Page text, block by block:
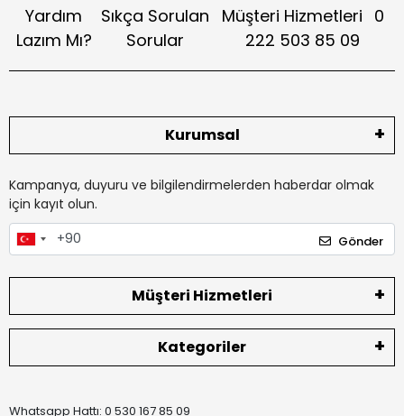
Yardım
Lazım Mı?
Sıkça Sorulan
Sorular
Müşteri Hizmetleri 0
222 503 85 09
Kurumsal
Kampanya, duyuru ve bilgilendirmelerden haberdar olmak
için kayıt olun.
Gönder
Müşteri Hizmetleri
Kategoriler
Whatsapp Hattı: 0 530 167 85 09